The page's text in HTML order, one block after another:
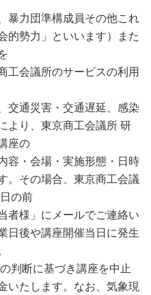
暴力団準構成員その他これ
的勢力」といいます）また
工会議所のサービスの利用
交通災害・交通遅延、感染
より、東京商工会議所 研
座の
容・会場・実施形態・日時
。その場合、東京商工会議
の前
者様」にメールでご連絡い
日後や講座開催当日に発生
判断に基づき講座を中止
いたします。なお、気象現